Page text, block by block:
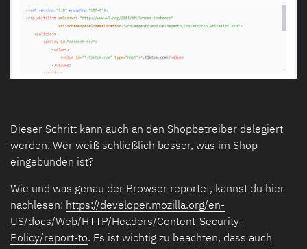
Dieser Schritt kann auch an den Shopbetreiber delegiert
werden. Wer weiß schließlich besser, was im Shop
eingebunden ist?
Wie und was genau der Browser reportet, kannst du hier
nachlesen: https://developer.mozilla.org/en-
US/docs/Web/HTTP/Headers/Content-Security-
Policy/report-to. Es ist wichtig zu beachten, dass auch